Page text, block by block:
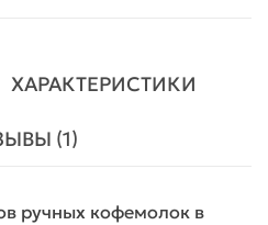
ХАРАКТЕРИСТИКИ
(1)
ручных кофемолок в